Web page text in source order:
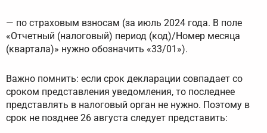
— по страховым взносам (за июль 2024 года. В поле
«Отчетный (налоговый) период (код)/Номер месяца
(квартала)» нужно обозначить «33/01»).
Важно помнить: если срок декларации совпадает со
сроком представления уведомления, то последнее
представлять в налоговый орган не нужно. Поэтому в
срок не позднее 26 августа следует представить: